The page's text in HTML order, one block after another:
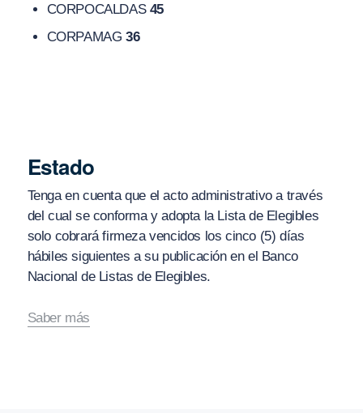
CORPOCALDAS 45
CORPAMAG 36
Estado
Tenga en cuenta que el acto administrativo a través
del cual se conforma y adopta la Lista de Elegibles
solo cobrará firmeza vencidos los cinco (5) días
hábiles siguientes a su publicación en el Banco
Nacional de Listas de Elegibles.
Saber más